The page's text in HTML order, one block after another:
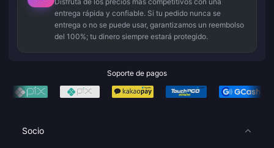
entrega rápida y confiable. Si tu pedido nunca se
entrega o no se puede usar, garantizamos un reembolso
del 100%; tu dinero siempre estará protegido.
Soporte de pagos
Socio